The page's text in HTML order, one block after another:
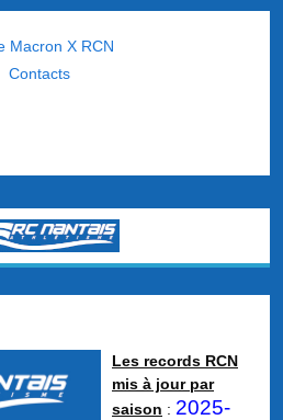
Macron X RCN
Contacts
Les records RCN
mis à jour par
saison : 2025-